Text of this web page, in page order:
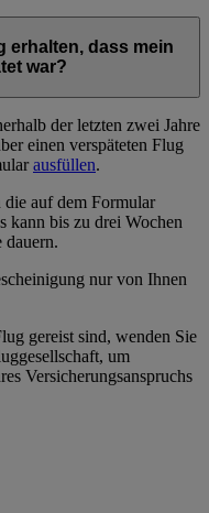
erhalten, dass mein
war?
der letzten zwei Jahre
einen verspäteten Flug
ausfüllen.
die auf dem Formular
kann bis zu drei Wochen
dauern.
nur von Ihnen
gereist sind, wenden Sie
um
Versicherungsanspruchs